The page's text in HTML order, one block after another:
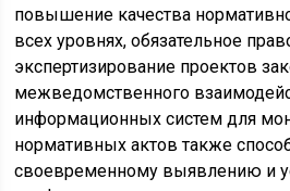
повышение качества
всех уровнях, обязательное
экспертизирование проектов
межведомственного
информационных систем для
нормативных актов также
своевременному выявлению и